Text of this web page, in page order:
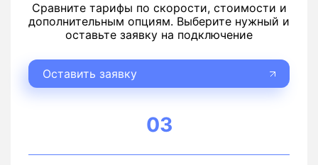
Сравните тарифы по скорости, стоимости и
дополнительным опциям. Выберите нужный и
оставьте заявку на подключение
Оставить заявку
03